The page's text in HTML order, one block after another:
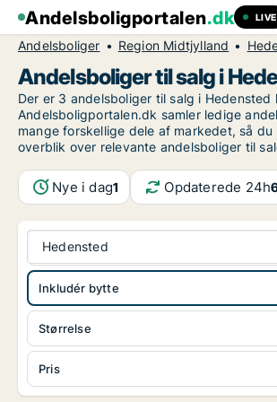
Andelsboligportalen.dk LIVE
Andelsboliger Region Midtjylland
Andelsboliger til salg i
Der er 3 andelsboliger til salg i Hedensted
Andelsboligportalen.dk samler ledige
mange forskellige dele af markedet, så
overblik over relevante andelsboliger til
Nye i dag1 Opdaterede 24h
Hedensted
Størrelse
Pris
Inkludér bytte